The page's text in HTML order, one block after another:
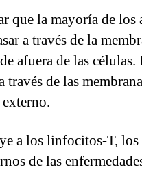
que la mayoría de
a través de la
afuera de las células.
través de las
a los linfocitos-T,
de las